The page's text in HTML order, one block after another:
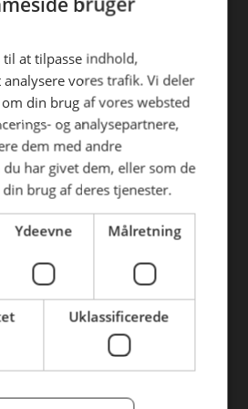
heraf.
til at tilpasse indhold,
vores trafik. Vi deler
din brug af vores websted
og analysepartnere,
dem med andre
har givet dem, eller som de
brug af deres tjenester.
Ydeevne Målretning
Uklassificerede